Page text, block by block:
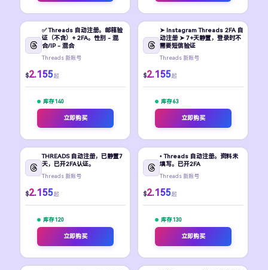
✅ Threads 自动注册。邮箱验
证（不含）+ 2FA。性别 - 混
合/IP - 混合
Threads 新账号
$2.155 起
库存 140
立即购买
➤ Instagram Threads 2FA 自
动注册 ➤ 7+天静置，登录时不
需要短信验证
Threads 新账号
$2.155 起
库存 63
立即购买
THREADS 自动注册，已静置7
天，已开2FA认证。
Threads 新账号
$2.155 起
库存 120
立即购买
• Threads 自动注册。资料未
填写。已开2FA
Threads 新账号
$2.155 起
库存 130
立即购买